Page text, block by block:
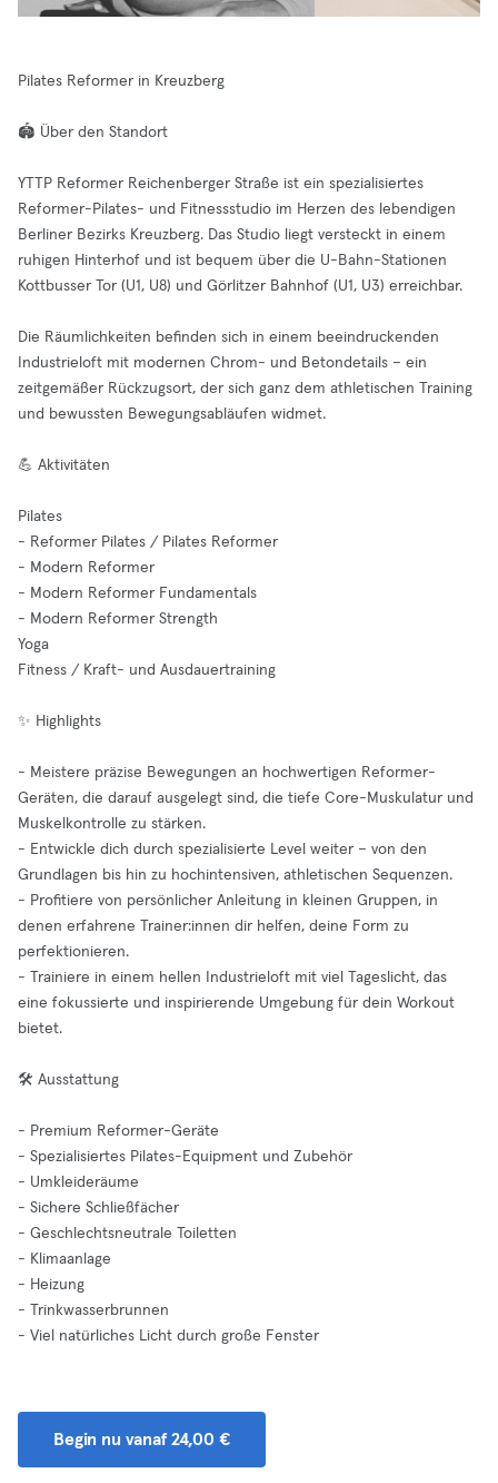
Pilates Reformer in Kreuzberg
🏟️ Über den Standort
YTTP Reformer Reichenberger Straße ist ein spezialisiertes
Reformer-Pilates- und Fitnessstudio im Herzen des lebendigen
Berliner Bezirks Kreuzberg. Das Studio liegt versteckt in einem
ruhigen Hinterhof und ist bequem über die U-Bahn-Stationen
Kottbusser Tor (U1, U8) und Görlitzer Bahnhof (U1, U3) erreichbar.
Die Räumlichkeiten befinden sich in einem beeindruckenden
Industrieloft mit modernen Chrom- und Betondetails – ein
zeitgemäßer Rückzugsort, der sich ganz dem athletischen Training
und bewussten Bewegungsabläufen widmet.
💪 Aktivitäten
Pilates
- Reformer Pilates / Pilates Reformer
- Modern Reformer
- Modern Reformer Fundamentals
- Modern Reformer Strength
Yoga
Fitness / Kraft- und Ausdauertraining
✨ Highlights
- Meistere präzise Bewegungen an hochwertigen Reformer-
Geräten, die darauf ausgelegt sind, die tiefe Core-Muskulatur und
Muskelkontrolle zu stärken.
- Entwickle dich durch spezialisierte Level weiter – von den
Grundlagen bis hin zu hochintensiven, athletischen Sequenzen.
- Profitiere von persönlicher Anleitung in kleinen Gruppen, in
denen erfahrene Trainer:innen dir helfen, deine Form zu
perfektionieren.
- Trainiere in einem hellen Industrieloft mit viel Tageslicht, das
eine fokussierte und inspirierende Umgebung für dein Workout
bietet.
🛠️ Ausstattung
- Premium Reformer-Geräte
- Spezialisiertes Pilates-Equipment und Zubehör
- Umkleideräume
- Sichere Schließfächer
- Geschlechtsneutrale Toiletten
- Klimaanlage
- Heizung
- Trinkwasserbrunnen
- Viel natürliches Licht durch große Fenster
Begin nu vanaf 24,00 €